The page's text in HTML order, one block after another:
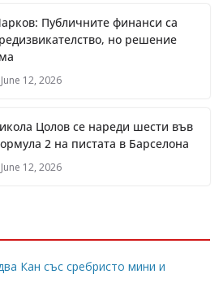
Публичните финанси са
но решение
June 12, 2026
Цолов се нареди шести във
2 на пистата в Барселона
June 12, 2026
Кан със сребристо мини и